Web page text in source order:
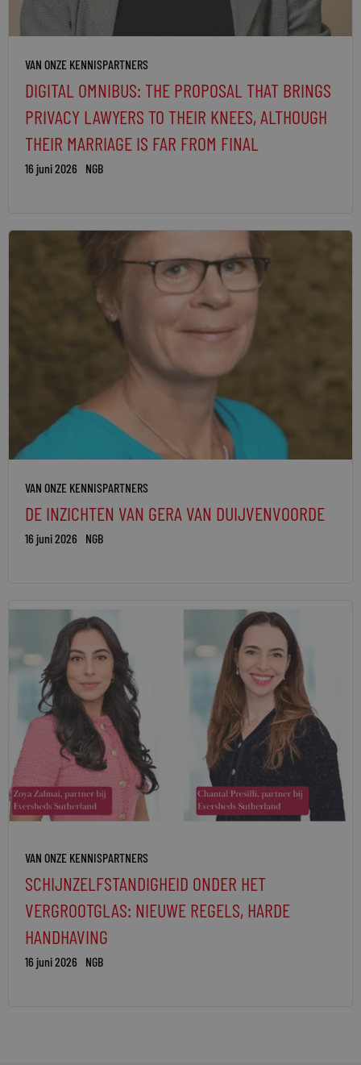
VAN ONZE KENNISPARTNERS
DIGITAL OMNIBUS: THE PROPOSAL THAT BRINGS
PRIVACY LAWYERS TO THEIR KNEES, ALTHOUGH
THEIR MARRIAGE IS FAR FROM FINAL
16 juni 2026 NGB
VAN ONZE KENNISPARTNERS
DE INZICHTEN VAN GERA VAN DUIJVENVOORDE
16 juni 2026 NGB
VAN ONZE KENNISPARTNERS
SCHIJNZELFSTANDIGHEID ONDER HET
VERGROOTGLAS: NIEUWE REGELS, HARDE
HANDHAVING
16 juni 2026 NGB